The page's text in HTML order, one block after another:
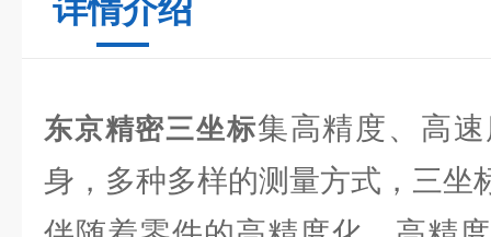
详情介绍
东京精密三坐标集高精度、高
身，多种多样的测量方式，三坐